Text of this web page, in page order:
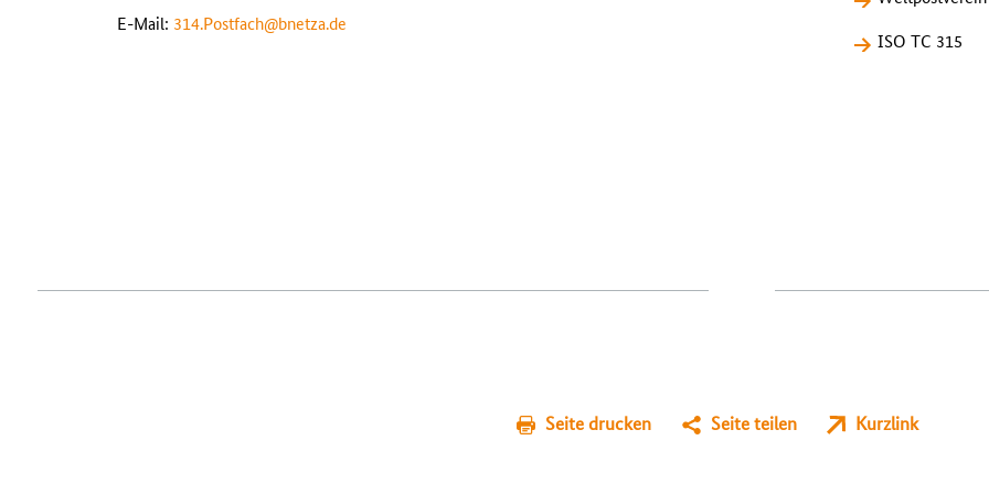
E-Mail: 314.Postfach@bnetza.de
ISO TC 315
Seite drucken Seite teilen Kurzlink